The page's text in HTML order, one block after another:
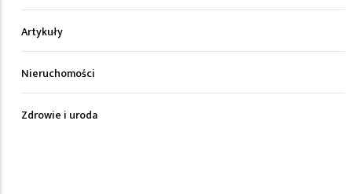
Artykuły
Nieruchomości
Zdrowie i uroda